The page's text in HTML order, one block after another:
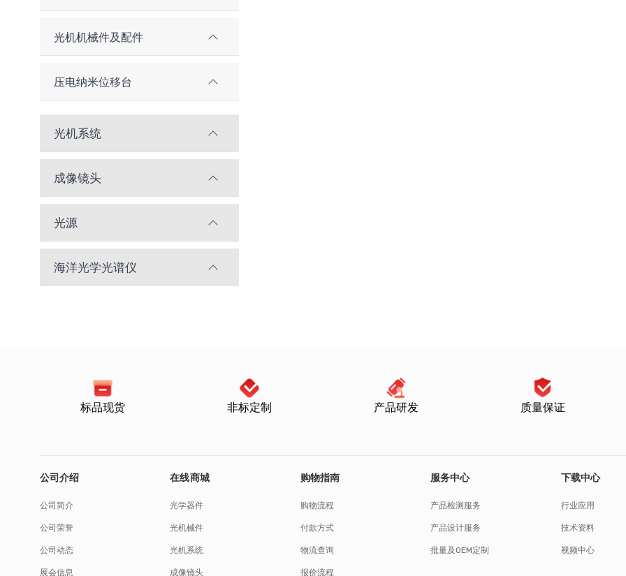
光机机械件及配件
压电纳米位移台
光机系统
成像镜头
光源
海洋光学光谱仪
标品现货 非标定制 产品研发 质量保证
公司介绍
公司简介
公司荣誉
公司动态
展会信息
在线商城
光学器件
光机械件
光机系统
成像镜头
购物指南
购物流程
付款方式
物流查询
报价流程
服务中心
产品检测服务
产品设计服务
批量及OEM定制
下载中心
行业应用
技术资料
视频中心